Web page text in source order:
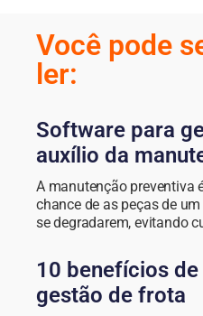
Você pode
ler:
Software para
auxílio da
A manutenção preventiva
chance de as peças de
se degradarem, evitando
10 benefícios
gestão de frota